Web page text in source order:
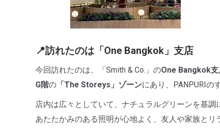
📍訪れたのは「One Bangkok」支店
今回訪れたのは、「Smith & Co.」のOne Bangkok支
G階の 「The Storeys」ゾーンにあり、PANPURIの
店内は広々としていて、ナチュラルグリーンを基調
あたたかみのある照明が心地よく、友人や家族と